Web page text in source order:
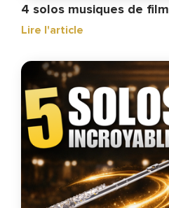
4 solos musiques de film
Lire l'article